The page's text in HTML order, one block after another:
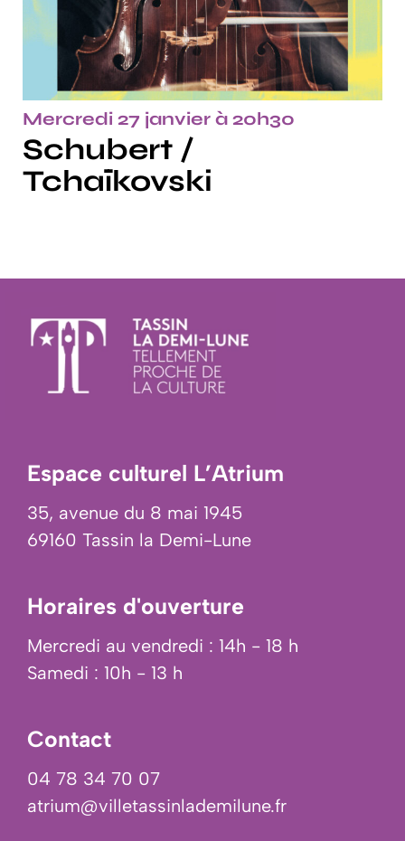
Mercredi 27 janvier à 20h30
Schubert /
Tchaïkovski
Espace culturel L’Atrium
35, avenue du 8 mai 1945
69160 Tassin la Demi-Lune
Horaires d'ouverture
Mercredi au vendredi : 14h - 18 h
Samedi : 10h - 13 h
Contact
04 78 34 70 07
atrium@villetassinlademilune.fr